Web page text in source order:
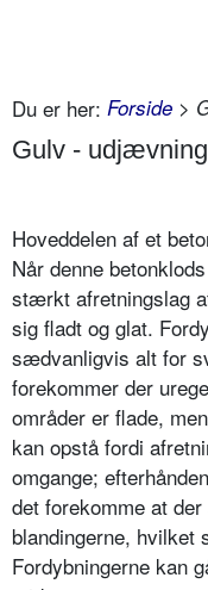
Du er her: Forside >
Gulv -
Hoveddelen af et
Når denne
stærkt afretningslag
sig fladt og glat.
sædvanligvis alt for
forekommer der
områder er flade,
kan opstå fordi
omgange;
det forekomme at
blandingerne,
Fordybningerne kan